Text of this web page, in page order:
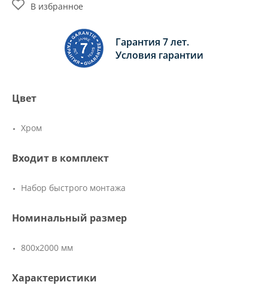
Гарантия 7 лет.
Условия гарантии
В избранное
Цвет
Хром
Входит в комплект
Набор быстрого монтажа
Номинальный размер
800x2000 мм
Характеристики